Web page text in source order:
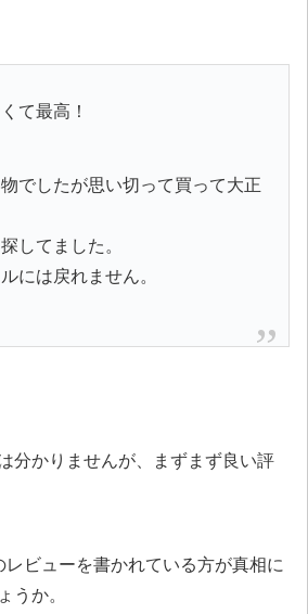
最高！
でしたが思い切って買って大正
してました。
には戻れません。
分かりませんが、まずまず良い評
ビューを書かれている方が真相に
うか。